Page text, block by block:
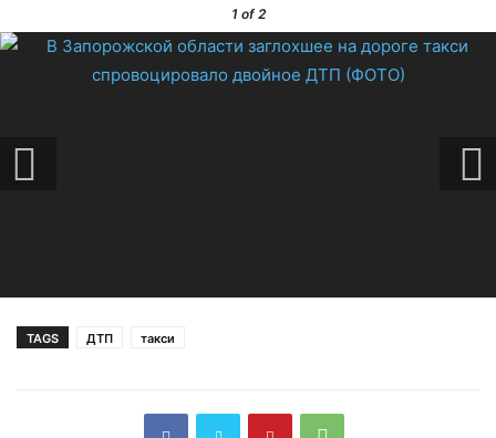
1of 2
TAGS ДТП такси